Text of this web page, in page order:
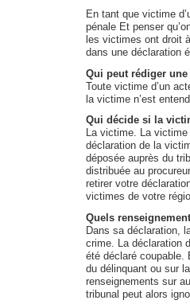
En tant que victime
pénale Et penser
les victimes ont droit
dans une déclaration
Qui peut rédiger
Toute victime d’un
la victime n’est
Qui décide si la
La victime. La
déclaration de la
déposée auprès du
distribuée au
retirer votre
victimes de votre
Quels
Dans sa déclaration,
crime. La déclaration
été déclaré coupable.
du délinquant ou sur
renseignements sur
tribunal peut alors